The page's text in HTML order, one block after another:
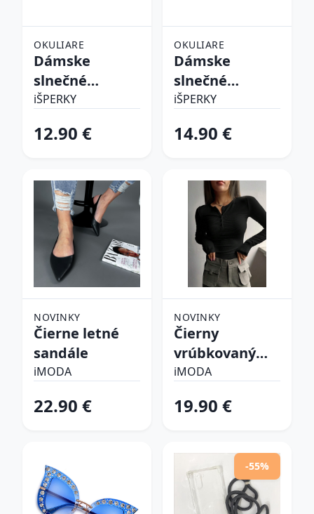
OKULIARE
Dámske
slnečné
okuliare
iŠPERKY
12.90 €
OKULIARE
Dámske
slnečné
okuliare
iŠPERKY
14.90 €
NOVINKY
Čierne letné
sandále
iMODA
22.90 €
NOVINKY
Čierny
vrúbkovaný
top
iMODA
19.90 €
-55%